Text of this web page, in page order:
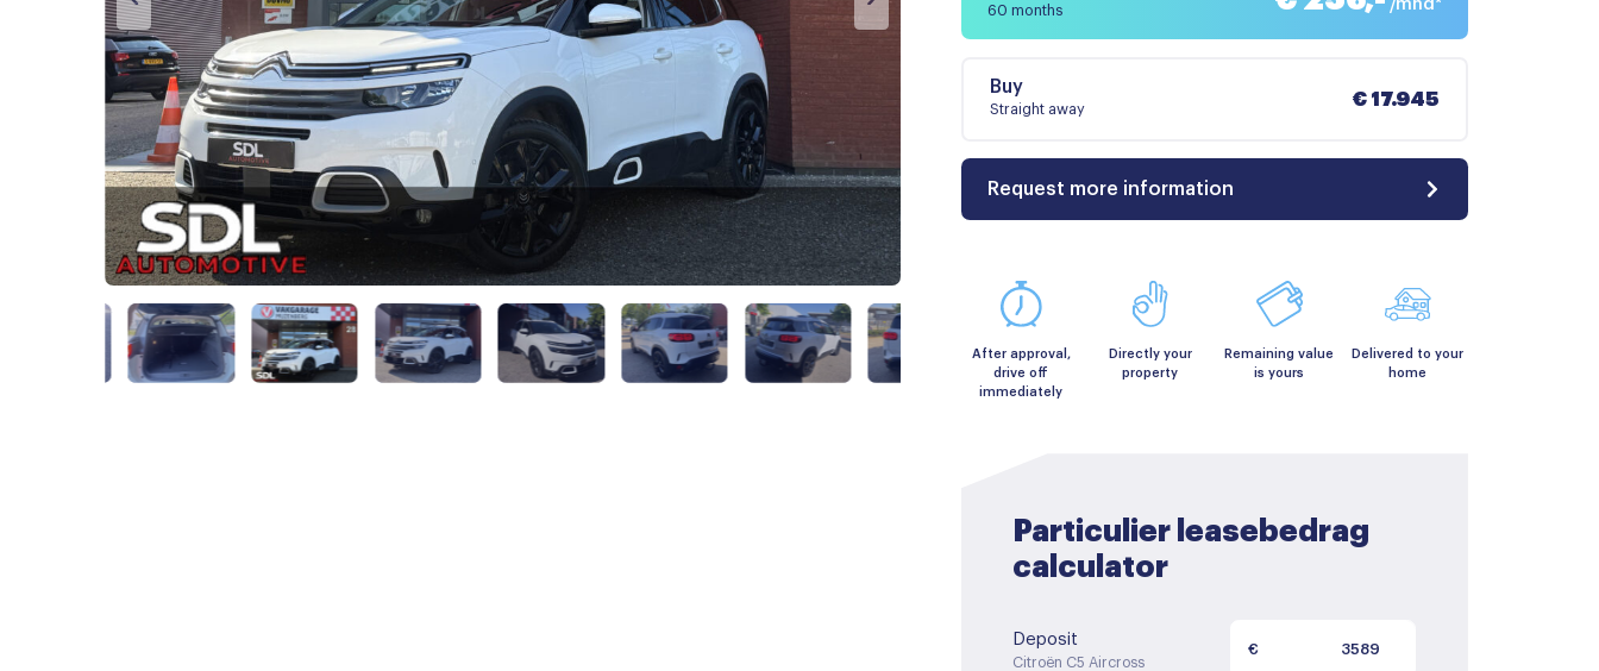
60 months /mnd*
Buy
Straight away
€ 17.945
Request more information
After approval,
drive off
immediately
Directly your
property
Remaining value
is yours
Delivered to your
home
Particulier leasebedrag
calculator
Deposit
Citroën C5 Aircross
€